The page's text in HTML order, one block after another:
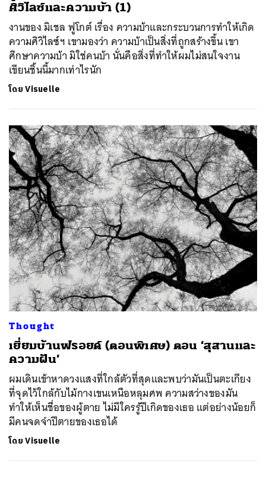
ศิวิไลซ์และความบ้า (1)
งานของ มิเชล ฟูโกต์ เรื่อง ความบ้าและกระบวนการทำให้เกิด
ความศิวิไลซ์ฯ เขามองว่า ความบ้าเป็นสิ่งที่ถูกสร้างขึ้น เขา
ศึกษาความบ้า มิใช่คนบ้า นั่นคือสิ่งที่ทำให้ผมไม่สนใจงาน
เขียนชิ้นนี้มากเท่าไรนัก
โดยVisuelle
Thought
​เยี่ยมบ้านฟรอยด์ (ตอนพิเศษ) ตอน ‘สุสานและ
ความฝัน’
ผมเดินเข้าหาดวงแสงที่ใกล้ตัวที่สุดและพบว่ามันเป็นตะเกียง
ที่จุดไว้ใกล้กับไม้กางเขนเหนือหลุมศพ ความสว่างของมัน
ทำให้เห็นชื่อของผู้ตาย ไม่มีใครรู้ปีเกิดของเธอ แต่อย่างน้อยก็
มีคนจดจำปีตายของเธอได้
โดยVisuelle
ค้นหา
SHARE TWEET LINE EMAIL